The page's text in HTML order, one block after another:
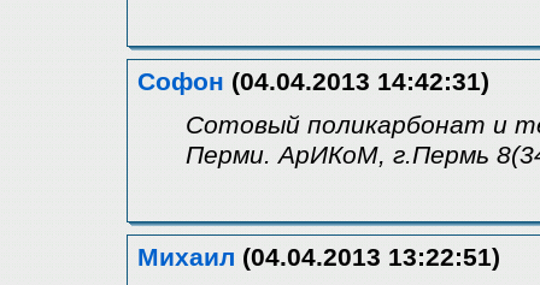
Софон (04.04.2013 14:42:31)
Сотовый поликарбонат и
Перми. АрИКоМ, г.Пермь
Михаил (04.04.2013 13:22:51)